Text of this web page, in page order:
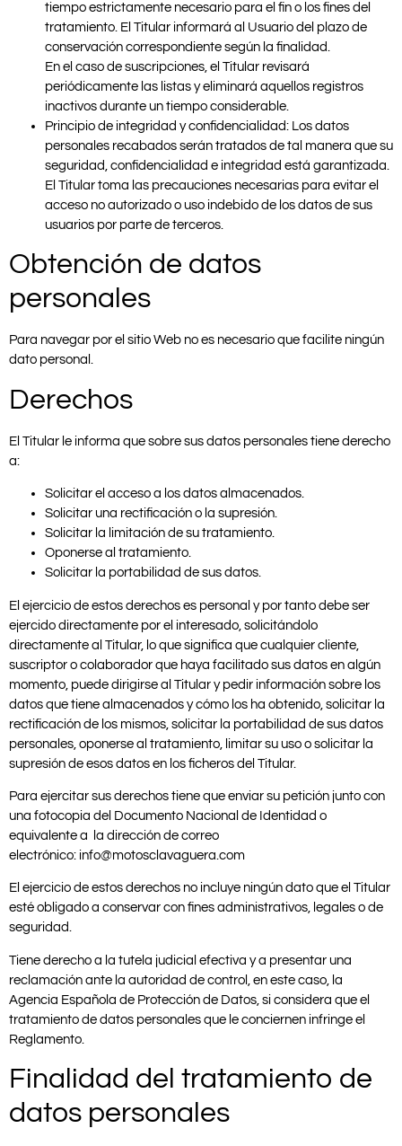
tiempo estrictamente necesario para el fin o los fines del
tratamiento. El Titular informará al Usuario del plazo de
conservación correspondiente según la finalidad.
En el caso de suscripciones, el Titular revisará
periódicamente las listas y eliminará aquellos registros
inactivos durante un tiempo considerable.
Principio de integridad y confidencialidad: Los datos
personales recabados serán tratados de tal manera que su
seguridad, confidencialidad e integridad está garantizada.
El Titular toma las precauciones necesarias para evitar el
acceso no autorizado o uso indebido de los datos de sus
usuarios por parte de terceros.
Obtención de datos
personales
Para navegar por el sitio Web no es necesario que facilite ningún
dato personal.
Derechos
El Titular le informa que sobre sus datos personales tiene derecho
a:
Solicitar el acceso a los datos almacenados.
Solicitar una rectificación o la supresión.
Solicitar la limitación de su tratamiento.
Oponerse al tratamiento.
Solicitar la portabilidad de sus datos.
El ejercicio de estos derechos es personal y por tanto debe ser
ejercido directamente por el interesado, solicitándolo
directamente al Titular, lo que significa que cualquier cliente,
suscriptor o colaborador que haya facilitado sus datos en algún
momento, puede dirigirse al Titular y pedir información sobre los
datos que tiene almacenados y cómo los ha obtenido, solicitar la
rectificación de los mismos, solicitar la portabilidad de sus datos
personales, oponerse al tratamiento, limitar su uso o solicitar la
supresión de esos datos en los ficheros del Titular.
Para ejercitar sus derechos tiene que enviar su petición junto con
una fotocopia del Documento Nacional de Identidad o
equivalente a la dirección de correo
electrónico: info@motosclavaguera.com
El ejercicio de estos derechos no incluye ningún dato que el Titular
esté obligado a conservar con fines administrativos, legales o de
seguridad.
Tiene derecho a la tutela judicial efectiva y a presentar una
reclamación ante la autoridad de control, en este caso, la
Agencia Española de Protección de Datos, si considera que el
tratamiento de datos personales que le conciernen infringe el
Reglamento.
Finalidad del tratamiento de
datos personales